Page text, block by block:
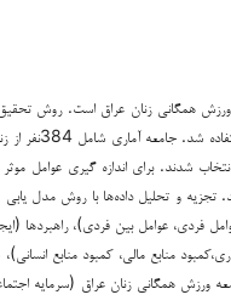
ورزش همگانی زنان عراق است. روش
است و برای آزمون
شدند. برای اندازه گیری عوامل
و تحلیل داده‌ها با روش مدل یابی
فردی، عوامل بین فردی)،
منابع مالی، کمبود منابع
ورزش همگانی زنان عراق (سرمایه